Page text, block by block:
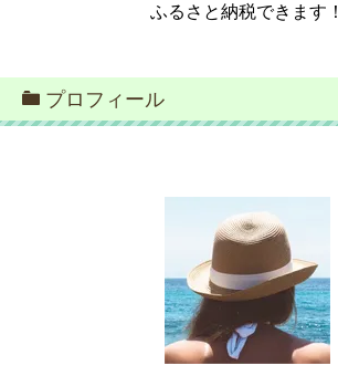
ふるさと納税できます！
プロフィール